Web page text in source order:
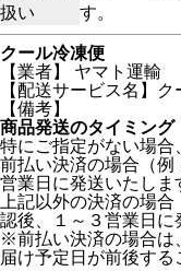
扱い
す。
クール冷凍便
【業者】 ヤマト運輸
【配送サービス名】
【備考】
商品発送のタイミング
特にご指定がない場合
前払い決済の場合（
営業日に発送いたしま
上記以外の決済の場
認後、１～３営業日に
※前払い決済の場合は
届け予定日が前後する